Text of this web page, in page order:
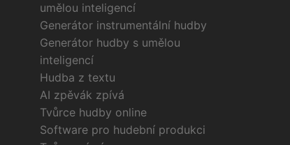
umělou inteligencí
Generátor instrumentální hudby
Generátor hudby s umělou
inteligencí
Hudba z textu
AI zpěvák zpívá
Tvůrce hudby online
Software pro hudební produkci